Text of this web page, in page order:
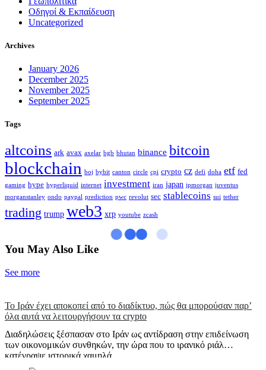
Οδηγοί & Εκπαίδευση
Uncategorized
Archives
January 2026
December 2025
November 2025
September 2025
Tags
altcoins ark avax axelar bgb bhutan binance bitcoin
blockchain boj bybit canton circle cpi crypto cz defi doha etf fed
gaming hype hyperliquid internet investment iran japan jpmorgan juventus
morganstanley ondo paypal prediction pwc revolut sec stablecoins sui tether
trading trump web3 xrp youtube zcash
You May Also Like
See more
Το Ιράν έχει αποκοπεί από το διαδίκτυο, πώς θα μπορούσαν παρ’
όλα αυτά να λειτουργήσουν τα crypto
Διαδηλώσεις ξέσπασαν στο Ιράν ως αντίδραση στην επιδείνωση
των οικονομικών συνθηκών, την ώρα που το ιρανικό ριάλ
κατέγραψε ιστορικά χαμηλά...